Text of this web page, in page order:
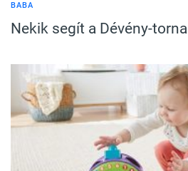
BABA
Nekik segít a Dévény-torna